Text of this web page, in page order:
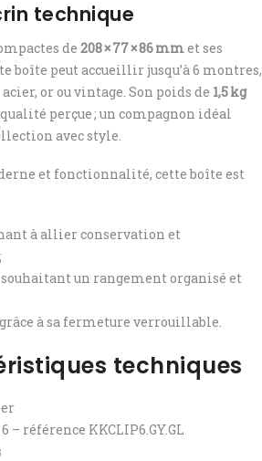
technique
de 208 × 77 × 86 mmet ses
boîte peut accueillir jusqu’à 6 montres,
or ou vintage. Son poids de 1,5 kg
perçue ; un compagnon idéal
avec style.
et fonctionnalité, cette boîte est
à allier conservation et
un rangement organisé et
à sa fermeture verrouillable.
techniques
– référence KKCLIP6.GY.GL